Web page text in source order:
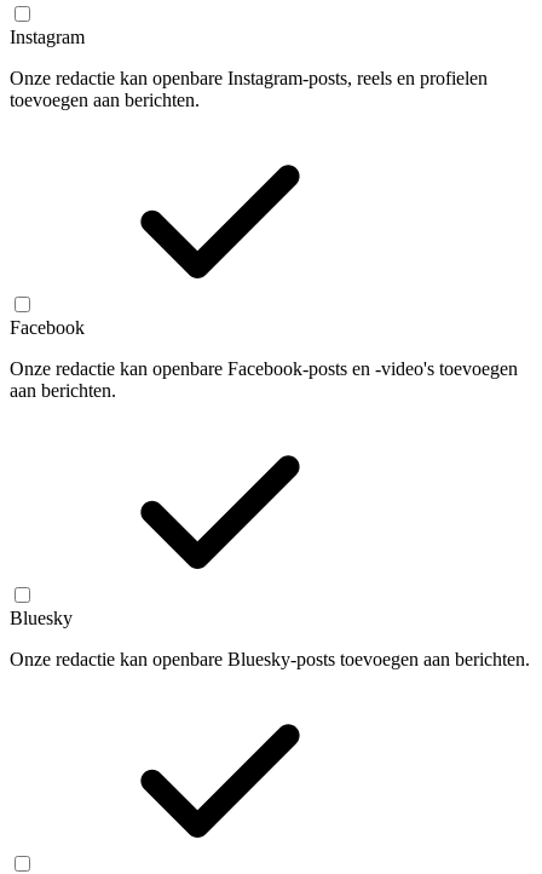
Instagram
Onze redactie kan openbare Instagram-posts, reels en profielen
toevoegen aan berichten.
Facebook
Onze redactie kan openbare Facebook-posts en -video's toevoegen
aan berichten.
Bluesky
Onze redactie kan openbare Bluesky-posts toevoegen aan berichten.